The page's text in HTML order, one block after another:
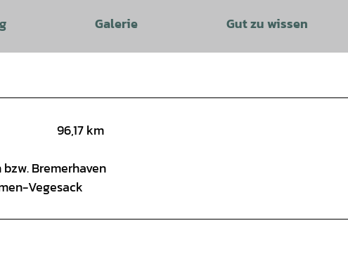
Galerie Gut zu wissen
96,17 km
Bremerhaven
Vegesack